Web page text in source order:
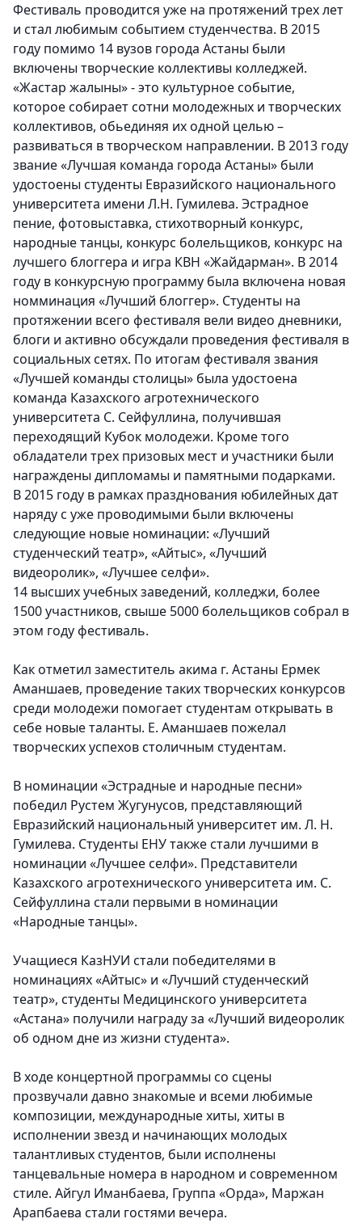
Фестиваль проводится уже на протяжений трех лет
и стал любимым событием студенчества. В 2015
году помимо 14 вузов города Астаны были
включены творческие коллективы колледжей.
«Жастар жалыны» - это культурное событие,
которое собирает сотни молодежных и творческих
коллективов, обьединяя их одной целью –
развиваться в творческом направлении. В 2013 году
звание «Лучшая команда города Астаны» были
удостоены студенты Евразийского национального
университета имени Л.Н. Гумилева. Эстрадное
пение, фотовыставка, стихотворный конкурс,
народные танцы, конкурс болельщиков, конкурс на
лучшего блоггера и игра КВН «Жайдарман». В 2014
году в конкурсную программу была включена новая
номминация «Лучший блоггер». Студенты на
протяжении всего фестиваля вели видео дневники,
блоги и активно обсуждали проведения фестиваля в
социальных сетях. По итогам фестиваля звания
«Лучшей команды столицы» была удостоена
команда Казахского агротехнического
университета С. Сейфуллина, получившая
переходящий Кубок молодежи. Кроме того
обладатели трех призовых мест и участники были
награждены дипломамы и памятными подарками.
В 2015 году в рамках празднования юбилейных дат
наряду с уже проводимыми были включены
следующие новые номинации: «Лучший
студенческий театр», «Айтыс», «Лучший
видеоролик», «Лучшее селфи».
14 высших учебных заведений, колледжи, более
1500 участников, свыше 5000 болельщиков собрал в
этом году фестиваль.
Как отметил заместитель акима г. Астаны Ермек
Аманшаев, проведение таких творческих конкурсов
среди молодежи помогает студентам открывать в
себе новые таланты. Е. Аманшаев пожелал
творческих успехов столичным студентам.
В номинации «Эстрадные и народные песни»
победил Рустем Жугунусов, представляющий
Евразийский национальный университет им. Л. Н.
Гумилева. Студенты ЕНУ также стали лучшими в
номинации «Лучшее селфи». Представители
Казахского агротехнического университета им. С.
Сейфуллина стали первыми в номинации
«Народные танцы».
Учащиеся КазНУИ стали победителями в
номинациях «Айтыс» и «Лучший студенческий
театр», студенты Медицинского университета
«Астана» получили награду за «Лучший видеоролик
об одном дне из жизни студента».
В ходе концертной программы со сцены
прозвучали давно знакомые и всеми любимые
композиции, международные хиты, хиты в
исполнении звезд и начинающих молодых
талантливых студентов, были исполнены
танцевальные номера в народном и современном
стиле. Айгул Иманбаева, Группа «Орда», Маржан
Арапбаева стали гостями вечера.